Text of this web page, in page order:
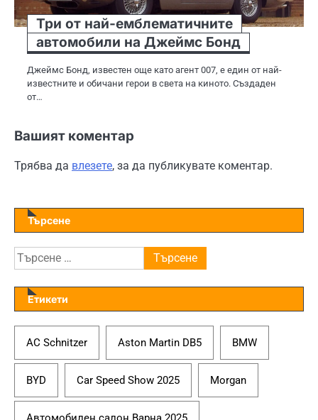
Три от най-емблематичните
автомобили на Джеймс Бонд
Джеймс Бонд, известен още като агент 007, е един от най-
известните и обичани герои в света на киното. Създаден
от…
Вашият коментар
Трябва да влезете, за да публикувате коментар.
Търсене
Търсене
за:
Етикети
AC Schnitzer Aston Martin DB5 BMW
BYD Car Speed Show 2025 Morgan